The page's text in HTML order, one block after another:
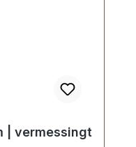
| vermessingt